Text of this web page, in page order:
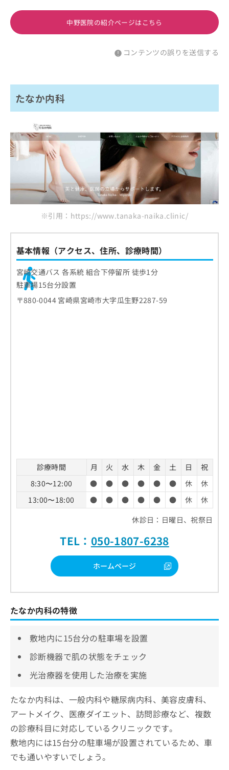
中野医院の紹介ページはこちら
コンテンツの誤りを送信する
たなか内科
※引用：https://www.tanaka-naika.clinic/
基本情報（アクセス、住所、診療時間）
宮崎交通バス 各系統 組合下停留所 徒歩1分
駐車場15台分設置
〒880-0044 宮崎県宮崎市大字瓜生野2287-59
診療時間 月 火 水 木 金 土 日
祝
8:30〜12:00
● ● ● ● ● ● 休
休
13:00〜18:00
● ● ● ● ● ● 休
休
休診日：日曜日、祝祭日
TEL： 050-1807-6238
ホームページ
たなか内科の特徴
敷地内に15台分の駐車場を設置
診断機器で肌の状態をチェック
光治療器を使用した治療を実施
たなか内科は、一般内科や糖尿病内科、美容皮膚科、
アートメイク、医療ダイエット、訪問診療など、複数
の診療科目に対応しているクリニックです。
敷地内には15台分の駐車場が設置されているため、車
でも通いやすいでしょう。